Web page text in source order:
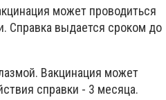
может проводиться
Справка выдается сроком до
Вакцинация может
справки - 3 месяца.